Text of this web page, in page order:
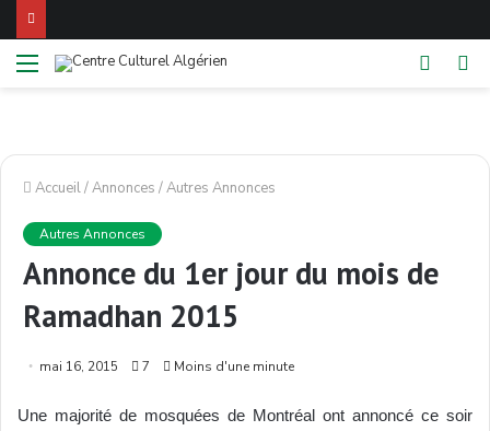
Menu
Switch
Accueil/Annonces /Autres Annonces
Autres Annonces
Annonce du 1er jour du mois de
Ramadhan 2015
mai 16, 2015 7 Moins d'une minute
Une majorité de mosquées de Montréal ont annoncé ce soir